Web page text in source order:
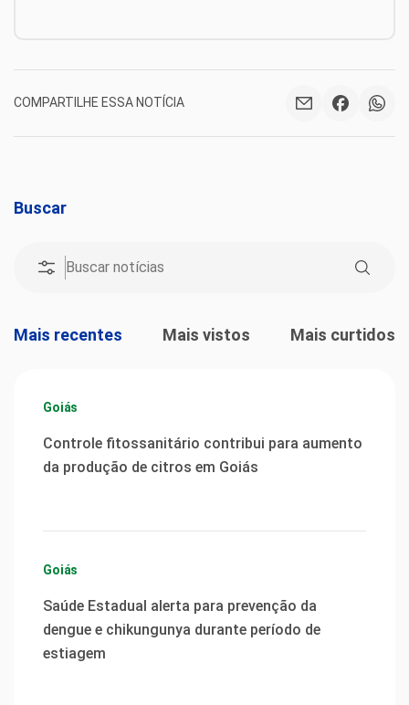
COMPARTILHE ESSA NOTÍCIA
Buscar
Mais recentes Mais vistos Mais curtidos
Goiás
Controle fitossanitário contribui para aumento
da produção de citros em Goiás
Goiás
Saúde Estadual alerta para prevenção da
dengue e chikungunya durante período de
estiagem